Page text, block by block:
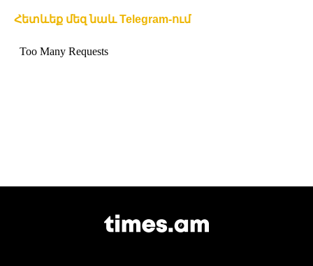
Հետևեք մեզ նաև Telegram-ում